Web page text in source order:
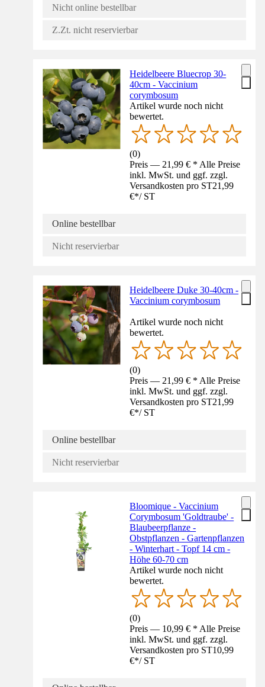
Nicht online bestellbar
Z.Zt. nicht reservierbar
Heidelbeere Bluecrop 30-
40cm - Vaccinium
corymbosum
Artikel wurde noch nicht
bewertet.
(0)
Preis — 21,99 € * Alle Preise
inkl. MwSt. und ggf. zzgl.
Versandkosten pro ST21,99
€*/ ST
Online bestellbar
Nicht reservierbar
Heidelbeere Duke 30-40cm -
Vaccinium corymbosum
Artikel wurde noch nicht
bewertet.
(0)
Preis — 21,99 € * Alle Preise
inkl. MwSt. und ggf. zzgl.
Versandkosten pro ST21,99
€*/ ST
Online bestellbar
Nicht reservierbar
Bloomique - Vaccinium
Corymbosum 'Goldtraube' -
Blaubeerpflanze -
Obstpflanzen - Gartenpflanzen
- Winterhart - Topf 14 cm -
Höhe 60-70 cm
Artikel wurde noch nicht
bewertet.
(0)
Preis — 10,99 € * Alle Preise
inkl. MwSt. und ggf. zzgl.
Versandkosten pro ST10,99
€*/ ST